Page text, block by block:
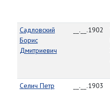
Садловский
Борис
Дмитриевич
__.__.1902
Селич Петр
__.__.1903